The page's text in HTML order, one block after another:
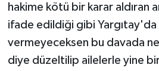
hakime kötü bir karar aldıran
ifade edildiği gibi Yargıtay'da
vermeyeceksen bu davada
diye düzeltilip ailelerle yine bir